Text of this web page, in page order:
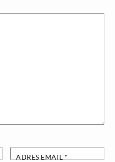
ADRES EMAIL *